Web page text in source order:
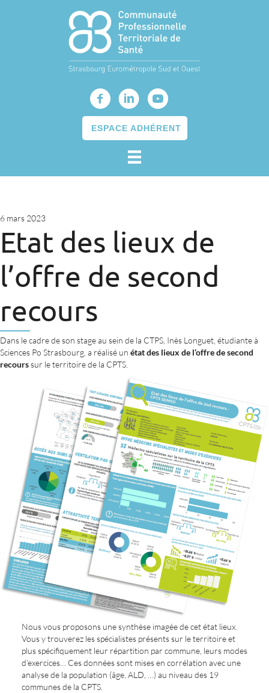
ESPACE ADHÉRENT
6 mars 2023
Etat des lieux de
l’offre de second
recours
Dans le cadre de son stage au sein de la CTPS, Inès Longuet, étudiante à
Sciences Po Strasbourg, a réalisé un état des lieux de l’offre de second
recourssur le territoire de la CPTS.
Nous vous proposons une synthèse imagée de cet état lieux.
Vous y trouverez les spécialistes présents sur le territoire et
plus spécifiquement leur répartition par commune, leurs modes
d’exercices… Ces données sont mises en corrélation avec une
analyse de la population (âge, ALD, …) au niveau des 19
communes de la CPTS.